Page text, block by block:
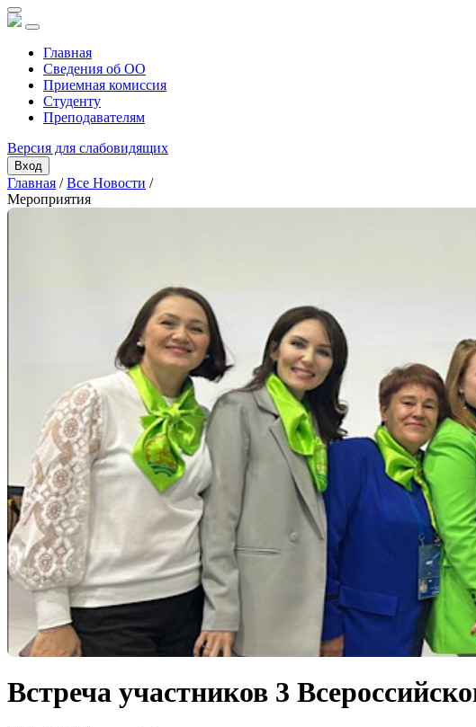
Главная
Сведения об ОО
Приемная комиссия
Студенту
Преподавателям
Версия для слабовидящих
Вход
Главная /Все Новости /
Мероприятия
Встреча участников 3